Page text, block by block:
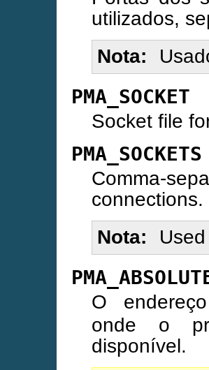
utilizados,
Nota
PMA_SOCKET
Socket file
PMA_SOCKETS
Comma-
connections.
Nota
O
onde o
disponível.